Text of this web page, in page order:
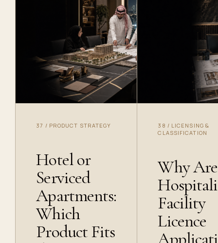
37 / PRODUCT STRATEGY
Hotel or
Serviced
Apartments:
Which
Product Fits
38 / LICENSING &
CLASSIFICATION
Why Are
Facility
Licence